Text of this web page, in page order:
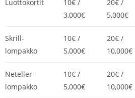
Luottokortit
10€ /
3,000€
20€ /
5,000€
Skrill-
lompakko
10€ /
5,000€
20€ /
10,000€
Neteller-
lompakko
10€ /
5,000€
20€ /
10,000€